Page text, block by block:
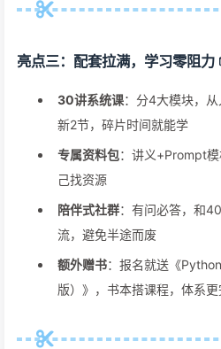
亮点三：配套拉满，学习零阻力
30讲系统课：分4大模块，
新2节，碎片时间就能学
专属资料包：讲义+Prompt
己找资源
陪伴式社群：有问必答，和
流，避免半途而废
额外赠书：报名就送《
版）》，书本搭课程，体系